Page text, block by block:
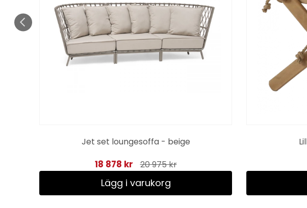
Jet set loungesoffa - beige
18 878 kr 20 975 kr
Lägg i varukorg